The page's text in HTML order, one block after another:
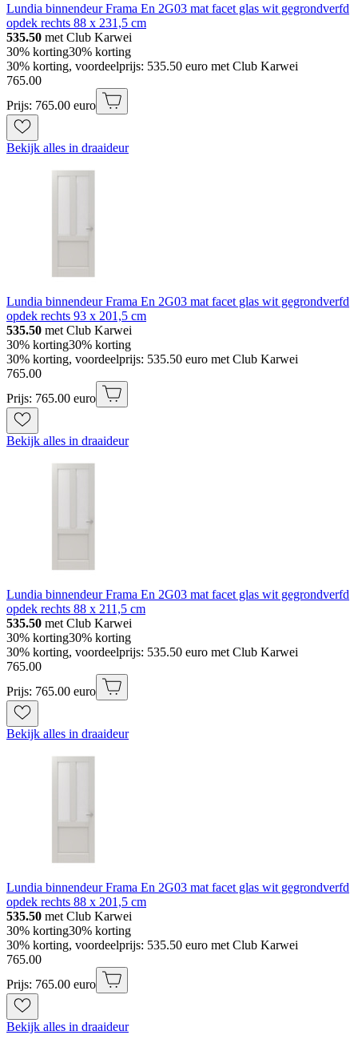
Lundia binnendeur Frama En 2G03 mat facet glas wit gegrondverfd
opdek rechts 88 x 231,5 cm
535.50 met Club Karwei
30% korting30% korting
30% korting, voordeelprijs: 535.50 euro met Club Karwei
765.00
Prijs: 765.00 euro
Bekijk alles in draaideur
Lundia binnendeur Frama En 2G03 mat facet glas wit gegrondverfd
opdek rechts 93 x 201,5 cm
535.50 met Club Karwei
30% korting30% korting
30% korting, voordeelprijs: 535.50 euro met Club Karwei
765.00
Prijs: 765.00 euro
Bekijk alles in draaideur
Lundia binnendeur Frama En 2G03 mat facet glas wit gegrondverfd
opdek rechts 88 x 211,5 cm
535.50 met Club Karwei
30% korting30% korting
30% korting, voordeelprijs: 535.50 euro met Club Karwei
765.00
Prijs: 765.00 euro
Bekijk alles in draaideur
Lundia binnendeur Frama En 2G03 mat facet glas wit gegrondverfd
opdek rechts 88 x 201,5 cm
535.50 met Club Karwei
30% korting30% korting
30% korting, voordeelprijs: 535.50 euro met Club Karwei
765.00
Prijs: 765.00 euro
Bekijk alles in draaideur